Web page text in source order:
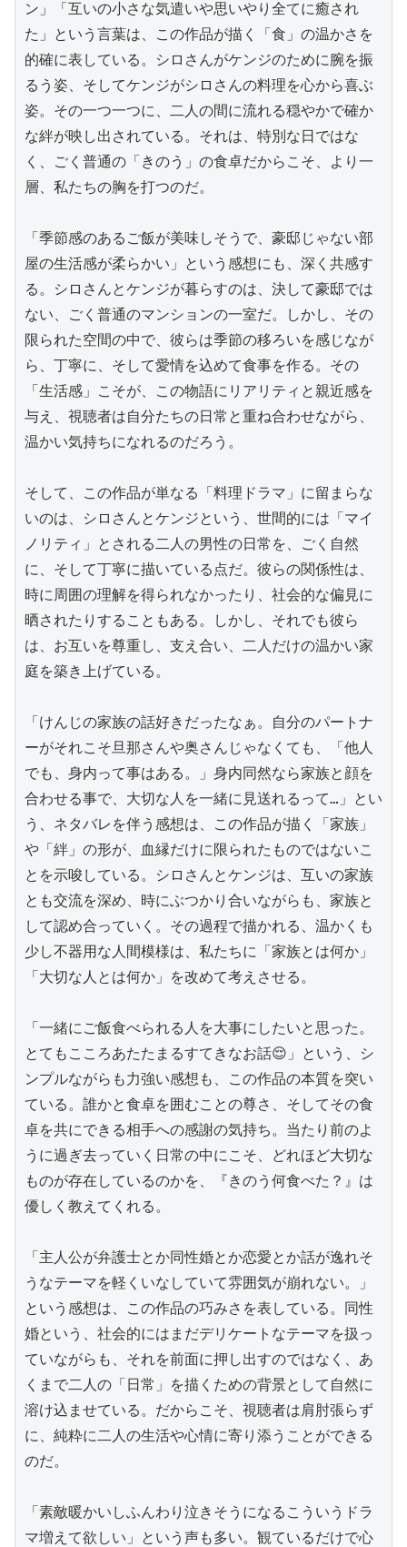
ン」「互いの小さな気遣いや思いやり全てに癒され
た」という言葉は、この作品が描く「食」の温かさを
的確に表している。シロさんがケンジのために腕を振
るう姿、そしてケンジがシロさんの料理を心から喜ぶ
姿。その一つ一つに、二人の間に流れる穏やかで確か
な絆が映し出されている。それは、特別な日ではな
く、ごく普通の「きのう」の食卓だからこそ、より一
層、私たちの胸を打つのだ。
「季節感のあるご飯が美味しそうで、豪邸じゃない部
屋の生活感が柔らかい」という感想にも、深く共感す
る。シロさんとケンジが暮らすのは、決して豪邸では
ない、ごく普通のマンションの一室だ。しかし、その
限られた空間の中で、彼らは季節の移ろいを感じなが
ら、丁寧に、そして愛情を込めて食事を作る。その
「生活感」こそが、この物語にリアリティと親近感を
与え、視聴者は自分たちの日常と重ね合わせながら、
温かい気持ちになれるのだろう。
そして、この作品が単なる「料理ドラマ」に留まらな
いのは、シロさんとケンジという、世間的には「マイ
ノリティ」とされる二人の男性の日常を、ごく自然
に、そして丁寧に描いている点だ。彼らの関係性は、
時に周囲の理解を得られなかったり、社会的な偏見に
晒されたりすることもある。しかし、それでも彼ら
は、お互いを尊重し、支え合い、二人だけの温かい家
庭を築き上げている。
「けんじの家族の話好きだったなぁ。自分のパートナ
ーがそれこそ旦那さんや奥さんじゃなくても、「他人
でも、身内って事はある。」身内同然なら家族と顔を
合わせる事で、大切な人を一緒に見送れるって…」とい
う、ネタバレを伴う感想は、この作品が描く「家族」
や「絆」の形が、血縁だけに限られたものではないこ
とを示唆している。シロさんとケンジは、互いの家族
とも交流を深め、時にぶつかり合いながらも、家族と
して認め合っていく。その過程で描かれる、温かくも
少し不器用な人間模様は、私たちに「家族とは何か」
「大切な人とは何か」を改めて考えさせる。
「一緒にご飯食べられる人を大事にしたいと思った。
とてもこころあたたまるすてきなお話😌」という、シ
ンプルながらも力強い感想も、この作品の本質を突い
ている。誰かと食卓を囲むことの尊さ、そしてその食
卓を共にできる相手への感謝の気持ち。当たり前のよ
うに過ぎ去っていく日常の中にこそ、どれほど大切な
ものが存在しているのかを、『きのう何食べた？』は
優しく教えてくれる。
「主人公が弁護士とか同性婚とか恋愛とか話が逸れそ
うなテーマを軽くいなしていて雰囲気が崩れない。」
という感想は、この作品の巧みさを表している。同性
婚という、社会的にはまだデリケートなテーマを扱っ
ていながらも、それを前面に押し出すのではなく、あ
くまで二人の「日常」を描くための背景として自然に
溶け込ませている。だからこそ、視聴者は肩肘張らず
に、純粋に二人の生活や心情に寄り添うことができる
のだ。
「素敵暖かいしふんわり泣きそうになるこういうドラ
マ増えて欲しい」という声も多い。観ているだけで心